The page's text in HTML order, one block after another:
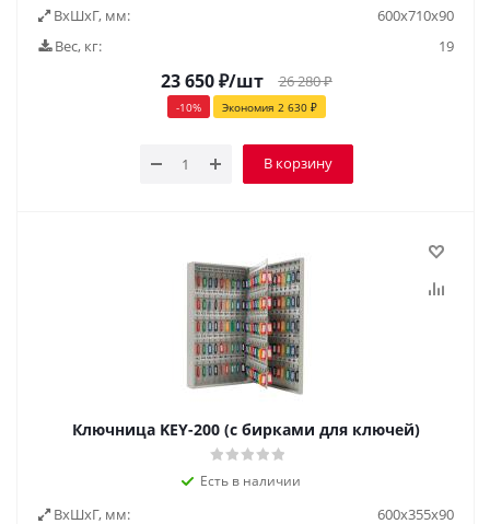
ВxШxГ, мм:
600x710x90
Вес, кг:
19
23 650₽/шт 26 280₽
-10% Экономия 2 630₽
В корзину
Ключница KEY-200 (с бирками для ключей)
Есть в наличии
ВxШxГ, мм: 600x355x90